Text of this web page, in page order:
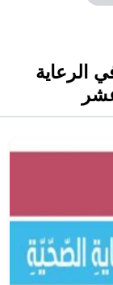
الرعاية